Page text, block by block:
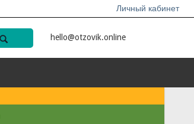
Личный кабинет
hello@otzovik.online